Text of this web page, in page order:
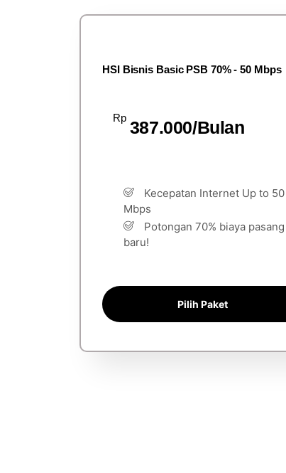
HSI Bisnis Basic PSB 70% - 50 Mbps
Rp 387.000/Bulan
Kecepatan Internet Up to 50
Mbps
Potongan 70% biaya pasang
baru!
Pilih Paket